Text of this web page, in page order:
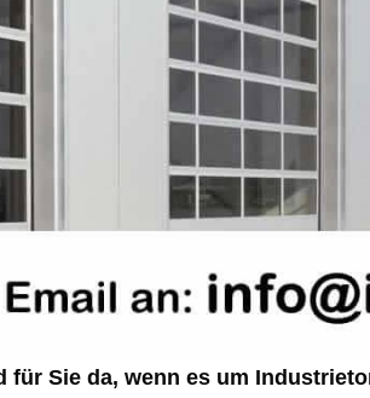
Sie da, wenn es um